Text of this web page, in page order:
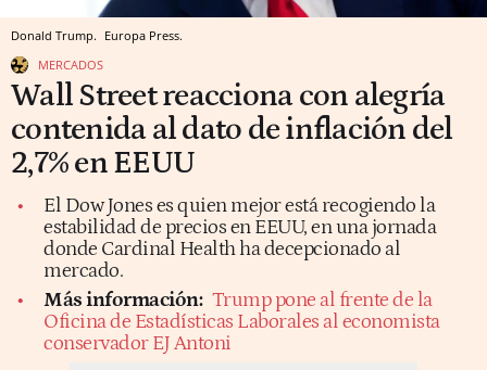
Donald Trump. Europa Press.
MERCADOS
Wall Street reacciona con alegría
contenida al dato de inflación del
2,7% en EEUU
El Dow Jones es quien mejor está recogiendo la
estabilidad de precios en EEUU, en una jornada
donde Cardinal Health ha decepcionado al
mercado.
Más información: Trump pone al frente de la
Oficina de Estadísticas Laborales al economista
conservador EJ Antoni